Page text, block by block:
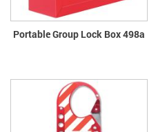
Portable Group Lock Box 498a